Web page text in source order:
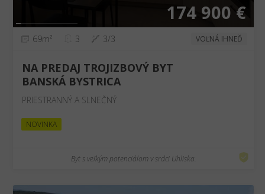
174 900 €
69m² 3 3/3 VOĽNÁ IHNEĎ
NA PREDAJ TROJIZBOVÝ BYT
BANSKÁ BYSTRICA
PRIESTRANNÝ A SLNEČNÝ
NOVINKA
Byt s veľkým potenciálom v srdci Uhliska.